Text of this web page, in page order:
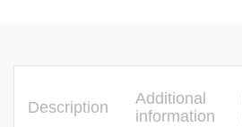
Description
Additional
information